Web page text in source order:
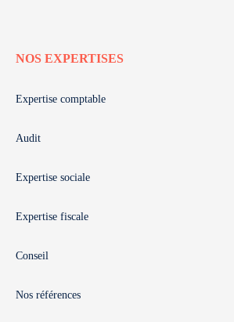
NOS EXPERTISES
Expertise comptable
Audit
Expertise sociale
Expertise fiscale
Conseil
Nos références